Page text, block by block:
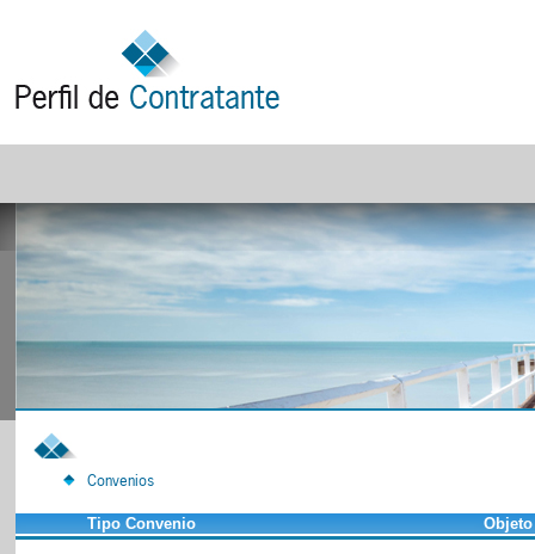
Convenios
Tipo Convenio Objeto